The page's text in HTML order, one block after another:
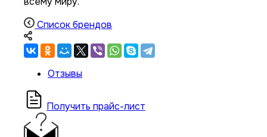
Список брендов
Отзывы
Получить прайс-лист